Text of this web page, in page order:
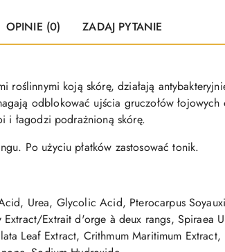
OPINIE (0) ZADAJ PYTANIE
roślinnymi koją skórę, działają
odblokować ujścia gruczołów łojowych
i łagodzi podrażnioną skórę.
Po użyciu płatków zastosować tonik.
Urea, Glycolic Acid, Pterocarpus
Extrait d'orge à deux rangs, Spiraea
Leaf Extract, Crithmum Maritimum